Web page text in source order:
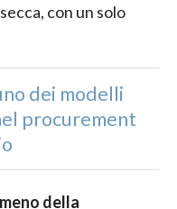
con un solo
dei modelli
procurement
della